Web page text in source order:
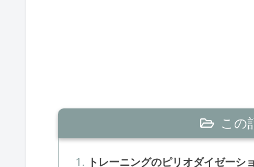
この
トレーニングのピリオダイゼーシ